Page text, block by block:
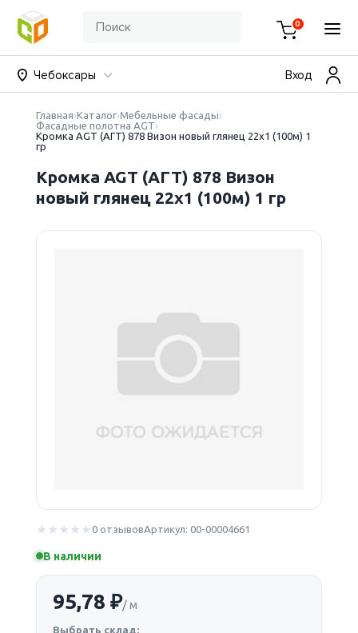
0
Чебоксары Вход
Главная Каталог Мебельные фасады
Фасадные полотна AGT
Кромка AGT (АГТ) 878 Визон новый глянец 22х1 (100м) 1
гр
Кромка AGT (АГТ) 878 Визон
новый глянец 22х1 (100м) 1 гр
0 отзывовАртикул: 00-00004661
В наличии
95,78 ₽/ м
Выбрать склад: